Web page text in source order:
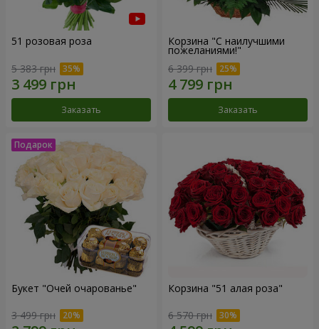
51 розовая роза
5 383 грн
Заказать
Корзина "С наилучшими
пожеланиями!"
6 399 грн
Заказать
Букет "Очей очарованье"
3 499 грн
Корзина "51 алая роза"
6 570 грн